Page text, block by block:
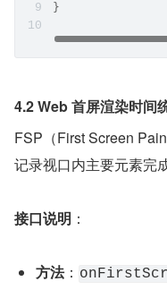
}
4.2 Web 首屏渲染时间
FSP（First Screen
记录视口内主要元素完
接口说明 ：
方法：